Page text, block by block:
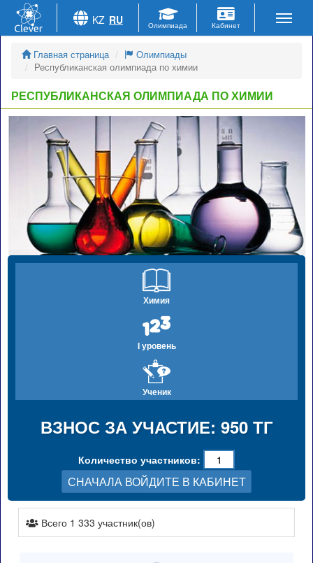
Главная страница
Олимпиады
Республиканская олимпиада по химии
РЕСПУБЛИКАНСКАЯ ОЛИМПИАДА ПО ХИМИИ
Химия
I уровень
Ученик
ВЗНОС ЗА УЧАСТИЕ: 950 ТГ
Количество участников:
СНАЧАЛА ВОЙДИТЕ В КАБИНЕТ
Всего 1 333 участник(ов)
KZ RU